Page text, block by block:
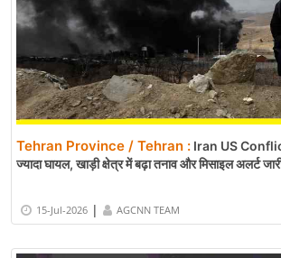
Tehran Province / Tehran : Iran US
ज्यादा घायल, खाड़ी क्षेत्र में बढ़ा तनाव और मिसाइल अलर्ट
15-Jul-2026 | AGCNN TEAM